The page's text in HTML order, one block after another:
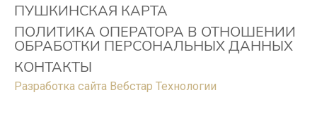
ПУШКИНСКАЯ КАРТА
ПОЛИТИКА ОПЕРАТОРА В ОТНОШЕНИИ
ОБРАБОТКИ ПЕРСОНАЛЬНЫХ ДАННЫХ
КОНТАКТЫ
Разработка сайта Вебстар Технологии